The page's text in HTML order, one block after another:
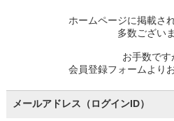
ホームページに掲載さ
多数ござい
お手数です
会員登録フォームより
メールアドレス（ログインID）